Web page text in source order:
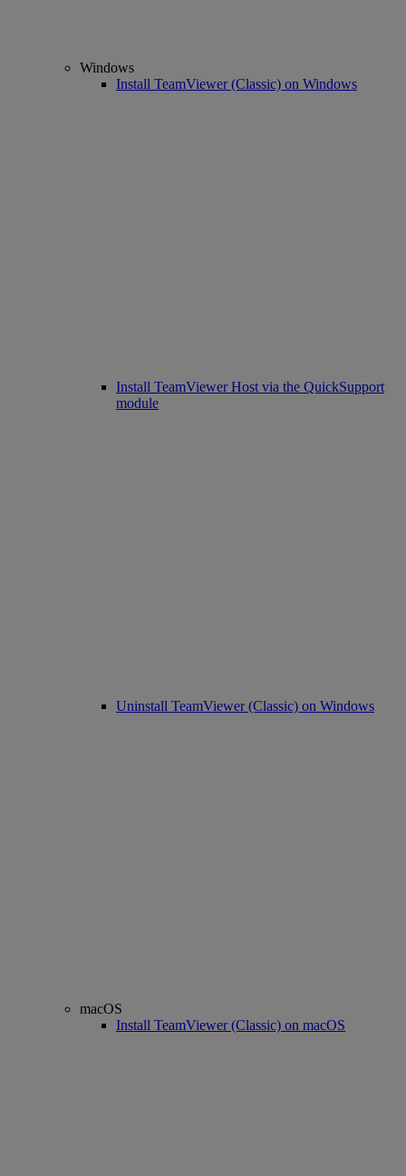
Windows
Install TeamViewer (Classic) on Windows
Install TeamViewer Host via the QuickSupport
module
Uninstall TeamViewer (Classic) on Windows
macOS
Install TeamViewer (Classic) on macOS